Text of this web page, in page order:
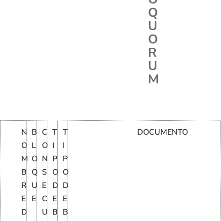
Q
U
O
R
U
M
N
O
M
B
R
E
D
B
L
O
Q
U
E
C
O
N
S
E
C
U
T
I
P
O
D
E
B
T
I
P
O
D
E
B
DOCUMENTO